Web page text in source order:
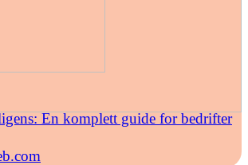
En komplett guide for bedrifter